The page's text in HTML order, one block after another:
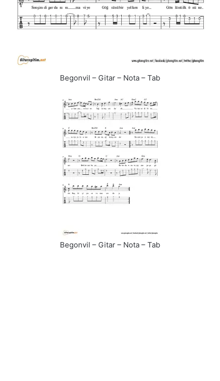
Begonvil – Gitar – Nota – Tab
Begonvil – Gitar – Nota – Tab